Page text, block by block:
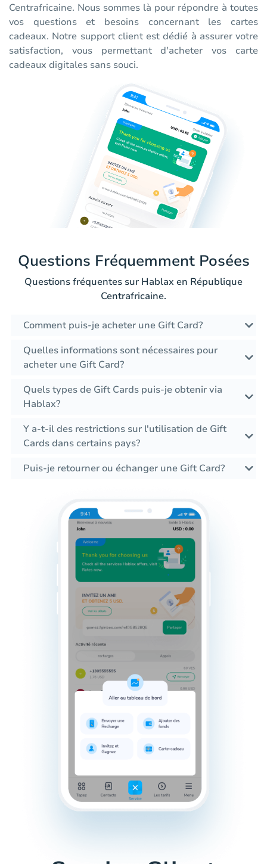
Centrafricaine. Nous sommes là pour répondre à toutes
vos questions et besoins concernant les cartes
cadeaux. Notre support client est dédié à assurer votre
satisfaction, vous permettant d'acheter vos carte
cadeaux digitales sans souci.
Questions Fréquemment Posées
Questions fréquentes sur Hablax en République
Centrafricaine.
Comment puis-je acheter une Gift Card?
Quelles informations sont nécessaires pour
acheter une Gift Card?
Quels types de Gift Cards puis-je obtenir via
Hablax?
Y a-t-il des restrictions sur l'utilisation de Gift
Cards dans certains pays?
Puis-je retourner ou échanger une Gift Card?